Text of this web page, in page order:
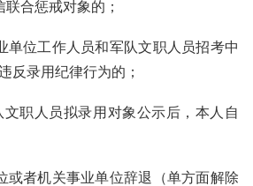
联合惩戒对象的；
单位工作人员和军队文职人员招考中
反录用纪律行为的；
文职人员拟录用对象公示后，本人自
或者机关事业单位辞退（单方面解除